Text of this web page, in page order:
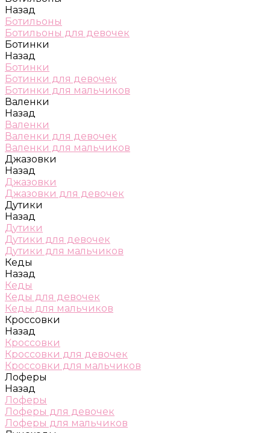
Назад
Ботильоны
Ботильоны для девочек
Ботинки
Назад
Ботинки
Ботинки для девочек
Ботинки для мальчиков
Валенки
Назад
Валенки
Валенки для девочек
Валенки для мальчиков
Джазовки
Назад
Джазовки
Джазовки для девочек
Дутики
Назад
Дутики
Дутики для девочек
Дутики для мальчиков
Кеды
Назад
Кеды
Кеды для девочек
Кеды для мальчиков
Кроссовки
Назад
Кроссовки
Кроссовки для девочек
Кроссовки для мальчиков
Лоферы
Назад
Лоферы
Лоферы для девочек
Лоферы для мальчиков